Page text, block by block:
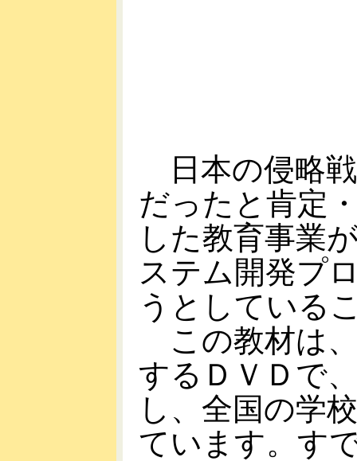
日本の侵略
だったと肯定
した教育事業
ステム開発プ
うとしている
この教材は
するＤＶＤで
し、全国の学
ています。す